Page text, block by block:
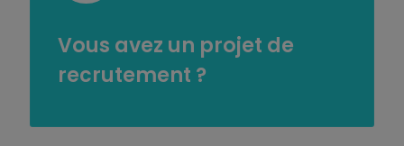
Vous avez un projet de
recrutement ?